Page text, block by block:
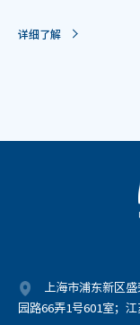
详细了解
上海市浦东新区
园路66弄1号601室；